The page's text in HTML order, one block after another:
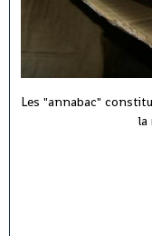
Les "annabac"
la